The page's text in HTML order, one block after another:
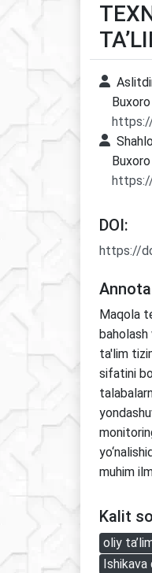
DOI:
https://
Maqola
baholash
ta'lim
sifatini
muhim
Kalit
oliy
Ishikava